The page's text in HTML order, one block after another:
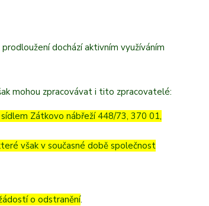
dochází aktivním využíváním
mohou zpracovávat i tito zpracovatelé:
Zátkovo nábřeží 448/73, 370 01,
však v současné době společnost
o odstranění.